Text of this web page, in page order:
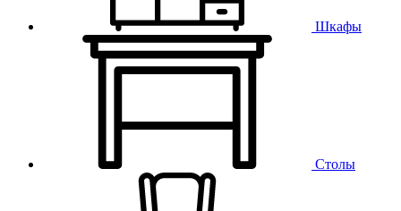
Шкафы
Столы